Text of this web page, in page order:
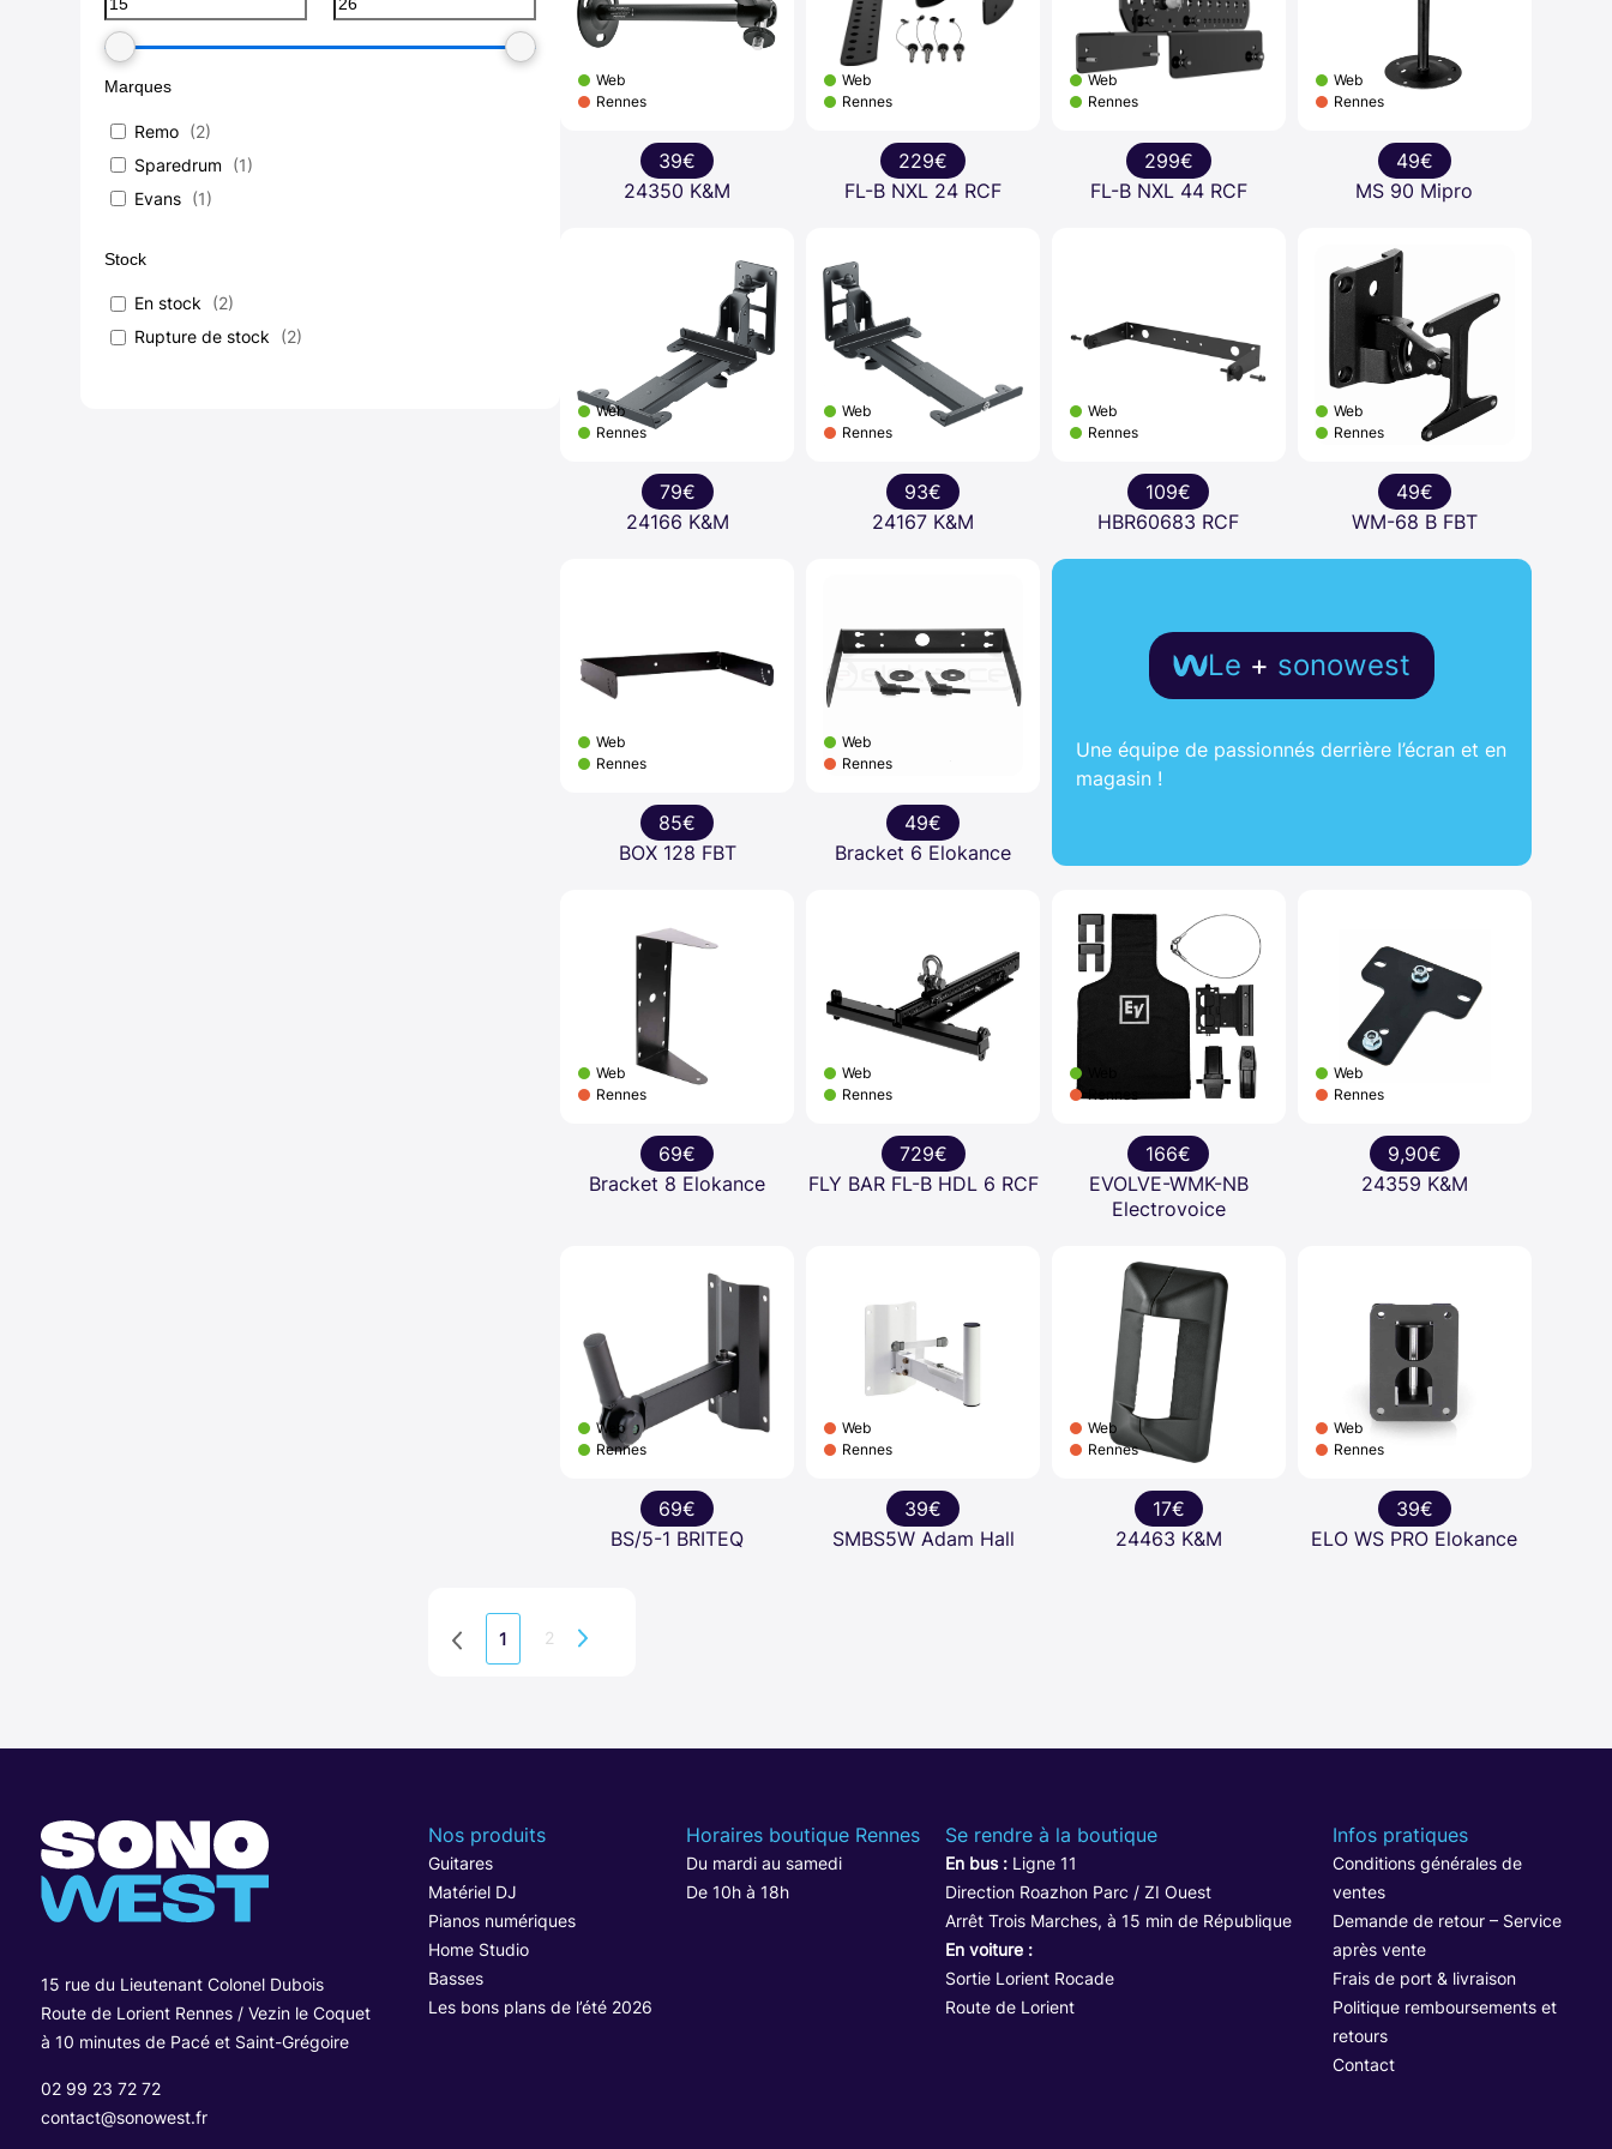
Marques
Remo (2)
Sparedrum
(1)
Evans
(1)
Stock
En stock (2)
Rupture de stock
(2)
Web
Rennes
39€
24350 K&M
Web
Rennes
229€
FL-B NXL 24 RCF
Web
Rennes
299€
FL-B NXL 44 RCF
Web
Rennes
49€
MS 90 Mipro
Web
Rennes
79€
24166 K&M
Web
Rennes
93€
24167 K&M
Web
Rennes
109€
HBR60683 RCF
Web
Rennes
49€
WM-68 B FBT
Web
Rennes
85€
BOX 128 FBT
Web
Rennes
49€
Bracket 6 Elokance
Le + sonowest
Une équipe de passionnés derrière l’écran et en
magasin !
Web
Rennes
69€
Bracket 8 Elokance
Web
Rennes
729€
FLY BAR FL-B HDL 6 RCF
166€
EVOLVE-WMK-NB
Electrovoice
Web
Rennes
9,90€
24359 K&M
Web
Rennes
69€
BS/5-1 BRITEQ
Web
Rennes
39€
SMBS5W Adam Hall
Web
Rennes
17€
24463 K&M
Web
Rennes
39€
ELO WS PRO Elokance
1 2
15 rue du Lieutenant Colonel Dubois
Route de Lorient Rennes / Vezin le Coquet
à 10 minutes de Pacé et Saint-Grégoire
02 99 23 72 72
contact@sonowest.fr
Nos produits
Guitares
Matériel DJ
Pianos numériques
Home Studio
Basses
Les bons plans de l’été 2026
Horaires boutique Rennes
Du mardi au samedi
De 10h à 18h
Se rendre à la boutique
En bus :Ligne 11
Direction Roazhon Parc / ZI Ouest
Arrêt Trois Marches, à 15 min de République
En voiture :
Sortie Lorient Rocade
Route de Lorient
Infos pratiques
Conditions générales de
ventes
Demande de retour – Service
après vente
Frais de port & livraison
Politique remboursements et
retours
Contact